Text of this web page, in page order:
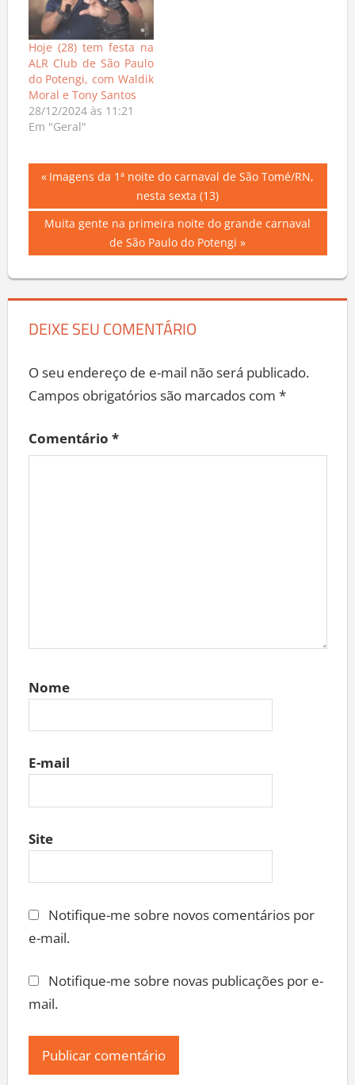
Hoje (28) tem festa na
ALR Club de São Paulo
do Potengi, com Waldik
Moral e Tony Santos
28/12/2024 às 11:21
Em "Geral"
Navegação
de
Previous
Imagens da 1ª noite do carnaval de São Tomé/RN,
nesta sexta (13)
Next
Muita gente na primeira noite do grande carnaval
de São Paulo do Potengi
DEIXE SEU COMENTÁRIO
O seu endereço de e-mail não será publicado.
Campos obrigatórios são marcados com *
Comentário *
Nome
E-mail
Site
Notifique-me sobre novos comentários por
e-mail.
Notifique-me sobre novas publicações por e-
mail.